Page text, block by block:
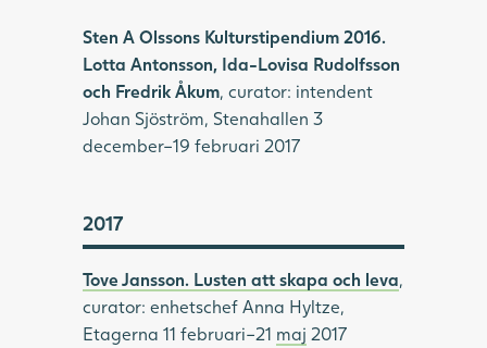
Sten A Olssons Kulturstipendium 2016.
Lotta Antonsson, Ida-Lovisa Rudolfsson
och Fredrik Åkum, curator: intendent
Johan Sjöström, Stenahallen 3
december–19 februari 2017
2017
Tove Jansson. Lusten att skapa och leva,
curator: enhetschef Anna Hyltze,
Etagerna 11 februari–21 maj 2017